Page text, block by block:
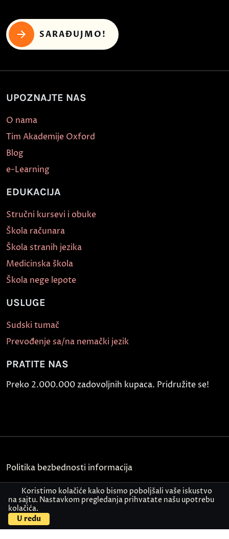
SARAĐUJMO!
UPOZNAJTE NAS
O nama
Tim Akademije Oxford
Blog
e-Learning
EDUKACIJA
Stručni kursevi i obuke
Škola računara
Škola stranih jezika
Medicinska škola
Škola nege lepote
USLUGE
Sudski tumač
Prevođenje sa/na nemački jezik
PRATITE NAS
Preko 2.000.000 zadovoljnih kupaca. Pridružite se!
Politika bezbednosti informacija
Kontakt
© Akademija Oxford 2026.
Koristimo kolačiće kako bismo poboljšali vaše iskustvo
na sajtu. Nastavkom pregledanja prihvatate našu upotrebu
kolačića.
U redu